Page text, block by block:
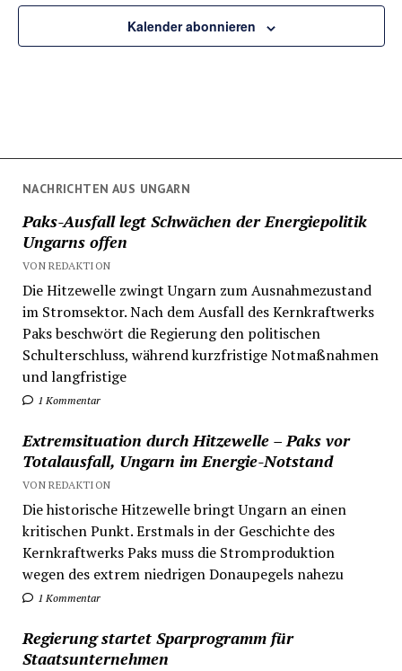
NACHRICHTEN AUS UNGARN
Paks-Ausfall legt Schwächen der Energiepolitik
Ungarns offen
VON REDAKTION
Die Hitzewelle zwingt Ungarn zum Ausnahmezustand
im Stromsektor. Nach dem Ausfall des Kernkraftwerks
Paks beschwört die Regierung den politischen
Schulterschluss, während kurzfristige Notmaßnahmen
und langfristige
1 Kommentar
Extremsituation durch Hitzewelle – Paks vor
Totalausfall, Ungarn im Energie-Notstand
VON REDAKTION
Die historische Hitzewelle bringt Ungarn an einen
kritischen Punkt. Erstmals in der Geschichte des
Kernkraftwerks Paks muss die Stromproduktion
wegen des extrem niedrigen Donaupegels nahezu
1 Kommentar
Regierung startet Sparprogramm für
Staatsunternehmen
Kalender abonnieren